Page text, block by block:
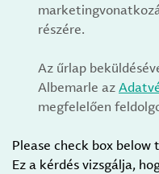
részére.
Az űrlap
Albemarle az
megfelelően
Please check box below
Ez a kérdés vizsgálja,